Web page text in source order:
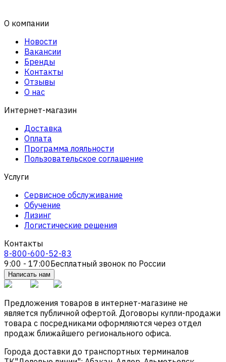
О компании
Новости
Вакансии
Бренды
Контакты
Отзывы
О нас
Интернет-магазин
Доставка
Оплата
Программа лояльности
Пользовательское соглашение
Услуги
Сервисное обслуживание
Обучение
Лизинг
Логистические решения
Контакты
8-800-600-52-83
9:00 - 17:00Бесплатный звонок по России
Написать нам
Предложения товаров в интернет-магазине не
является публичной офертой. Договоры купли-продажи
товара с посредниками оформляются через отдел
продаж ближайшего регионального офиса.
Города доставки до транспортных терминалов